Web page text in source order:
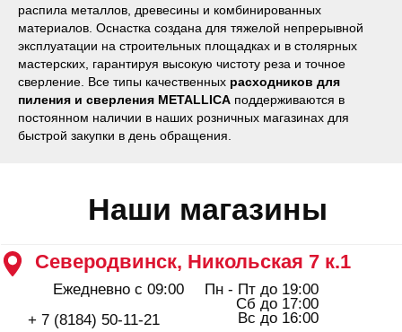
распила металлов, древесины и комбинированных
материалов. Оснастка создана для тяжелой непрерывной
эксплуатации на строительных площадках и в столярных
мастерских, гарантируя высокую чистоту реза и точное
сверление. Все типы качественных расходников для
пиления и сверления METALLICA поддерживаются в
постоянном наличии в наших розничных магазинах для
быстрой закупки в день обращения.
+ 7 (8182) 44-25-40